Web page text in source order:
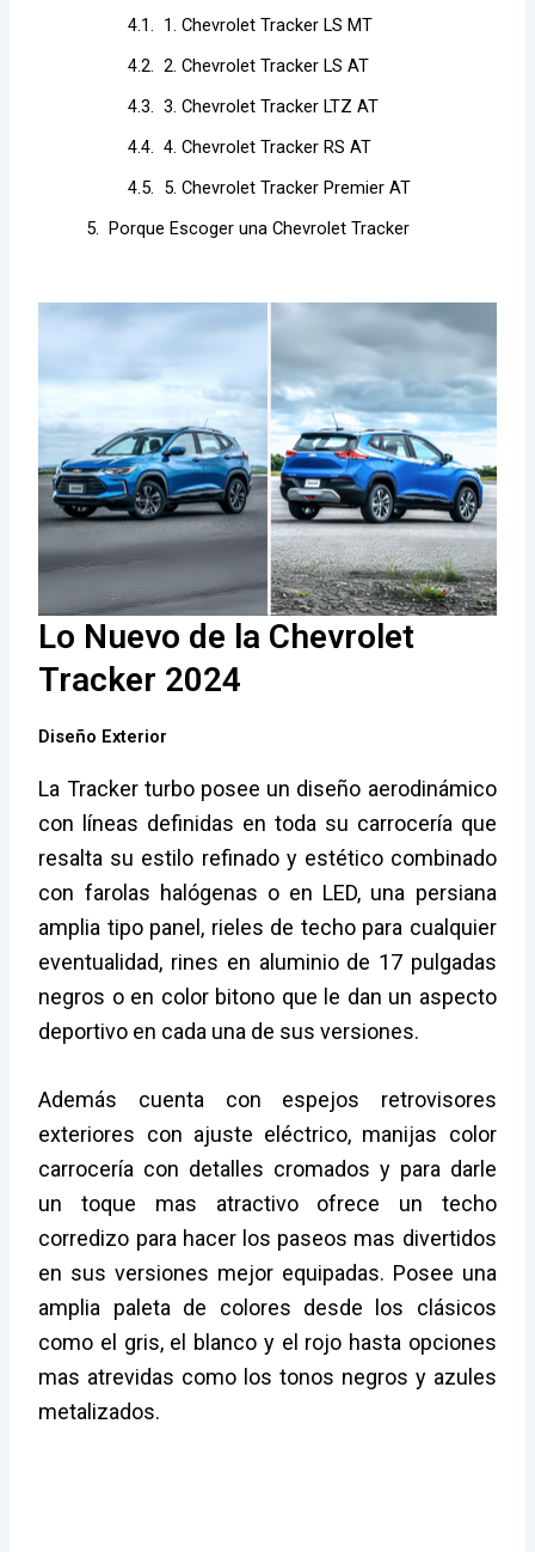
1. Chevrolet Tracker LS MT
2. Chevrolet Tracker LS AT
3. Chevrolet Tracker LTZ AT
4. Chevrolet Tracker RS AT
5. Chevrolet Tracker Premier AT
Porque Escoger una Chevrolet Tracker
Lo Nuevo de la Chevrolet
Tracker 2024
Diseño Exterior
La Tracker turbo posee un diseño aerodinámico
con líneas definidas en toda su carrocería que
resalta su estilo refinado y estético combinado
con farolas halógenas o en LED, una persiana
amplia tipo panel, rieles de techo para cualquier
eventualidad, rines en aluminio de 17 pulgadas
negros o en color bitono que le dan un aspecto
deportivo en cada una de sus versiones.
Además cuenta con espejos retrovisores
exteriores con ajuste eléctrico, manijas color
carrocería con detalles cromados y para darle
un toque mas atractivo ofrece un techo
corredizo para hacer los paseos mas divertidos
en sus versiones mejor equipadas. Posee una
amplia paleta de colores desde los clásicos
como el gris, el blanco y el rojo hasta opciones
mas atrevidas como los tonos negros y azules
metalizados.